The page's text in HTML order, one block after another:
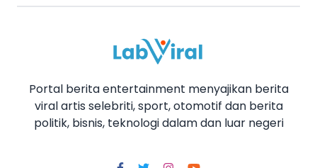
Portal berita entertainment menyajikan berita
viral artis selebriti, sport, otomotif dan berita
politik, bisnis, teknologi dalam dan luar negeri